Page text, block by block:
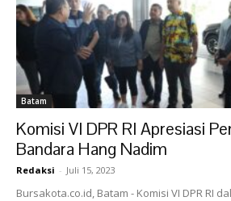
Batam
Komisi VI DPR RI Apresiasi
Bandara Hang Nadim
Redaksi - Juli 15, 2023
Bursakota.co.id, Batam - Komisi VI DPR RI